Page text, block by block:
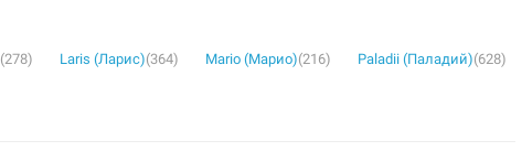
(278) Laris (Ларис)(364) Mario (Марио)(216) Paladii (Паладий)(628)